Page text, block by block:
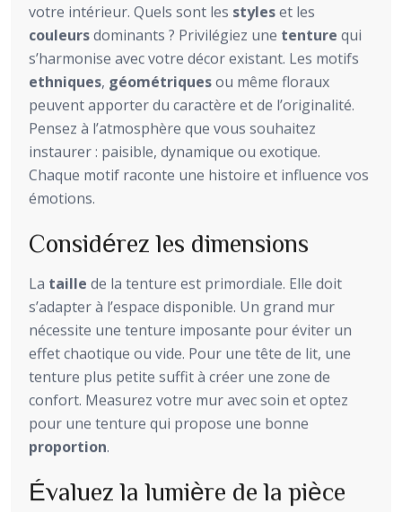
votre intérieur. Quels sont les styleset les
couleursdominants ? Privilégiez une tenture qui
s’harmonise avec votre décor existant. Les motifs
ethniques, géométriquesou même floraux
peuvent apporter du caractère et de l’originalité.
Pensez à l’atmosphère que vous souhaitez
instaurer : paisible, dynamique ou exotique.
Chaque motif raconte une histoire et influence vos
émotions.
Considérez les dimensions
La taille de la tenture est primordiale. Elle doit
s’adapter à l’espace disponible. Un grand mur
nécessite une tenture imposante pour éviter un
effet chaotique ou vide. Pour une tête de lit, une
tenture plus petite suffit à créer une zone de
confort. Measurez votre mur avec soin et optez
pour une tenture qui propose une bonne
proportion.
Évaluez la lumière de la pièce